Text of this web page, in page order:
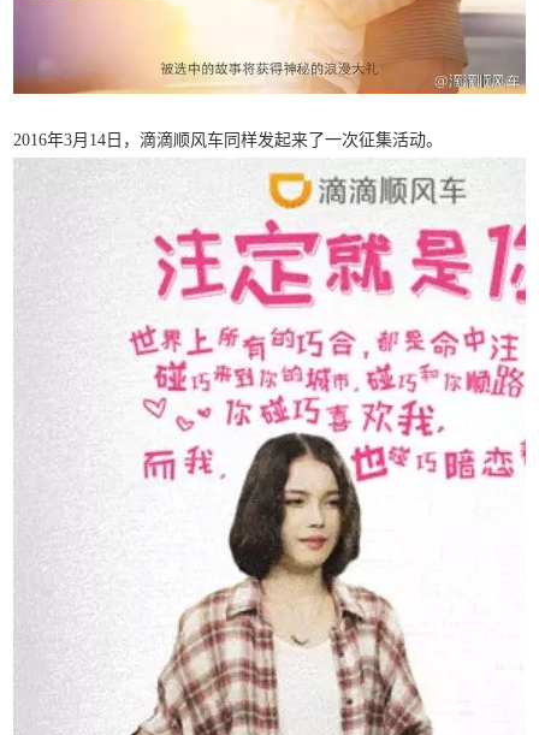
2016年3月14日，滴滴顺风车同样发起来了一次征集活动。